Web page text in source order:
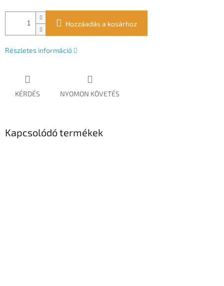
Hozzáadás a kosárhoz
Részletes információ
KÉRDÉS NYOMON KÖVETÉS
Kapcsolódó termékek